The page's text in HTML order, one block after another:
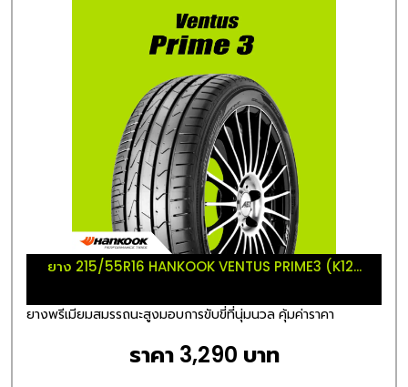
ยาง 215/55R16 HANKOOK VENTUS PRIME3 (K12...
ยางพรีเมียมสมรรถนะสูงมอบการขับขี่ที่นุ่มนวล คุ้มค่าราคา
ราคา 3,290 บาท